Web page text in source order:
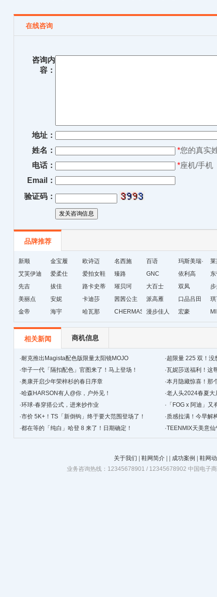
在线咨询
咨询内
容：
地址：
姓名：
*您的真实
电话：
*座机/手机
Email：
验证码：
品牌推荐
新顺 金宝履 欧诗迈 名西施 百语
玛斯美瑞·
琳
艾芙伊迪
爱柔仕 爱拍女鞋 臻路 GNC 依利高
先吉
拔佳
路卡史蒂
芙
璀贝珂 大百士 双凤
美丽点
安妮 卡迪莎 茜茜公主 派高雁 口品吕田
金帝
海宇 哈瓦那 CHERMAS&KAETH
漫步佳人 宏豪
相关新闻 商机信息
·耐克推出Magista配色版限量太阳镜MOJO ·超限量 225 双！没
·华子一代「隔扣配色」官图来了！马上登场！ ·瓦妮莎送福利！这
·奥康开启少年荣梓杉的春日序章 ·本月隐藏惊喜！那
峰」！
·哈森HARSON有人@你，户外见！ ·老人头2024春夏大
·环球-春穿搭公式，进来抄作业 · 「FOG x 阿迪」
·市价 5K+！TS「新倒钩」终于要大范围登场了！ ·质感拉满！今早解
·都在等的「纯白」哈登 8 来了！日期确定！ ·TEENMIX天美意
关于我们 鞋网简介 成功案例
鞋网
业务咨询热线：12345678901 / 12345678902 中国电子